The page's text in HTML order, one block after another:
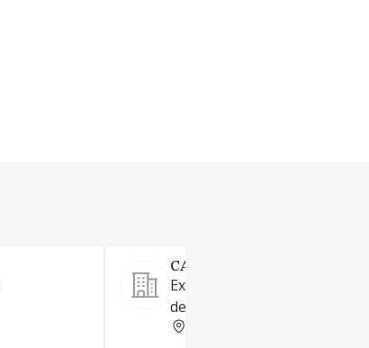
CAN RIBAS SL
Explotación de restaurante y
de colonia